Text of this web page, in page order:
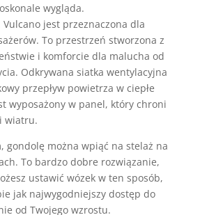
wygląda.
Vulcano jest przeznaczona dla
To przestrzeń stworzona z
i komforcie dla malucha od
Odkrywana siatka wentylacyjna
przepływ powietrza w ciepłe
wyposażony w panel, który chroni
wiatru.
gondolę można wpiąć na stelaż na
To bardzo dobre rozwiązanie,
ustawić wózek w ten sposób,
jak najwygodniejszy dostęp do
od Twojego wzrostu.